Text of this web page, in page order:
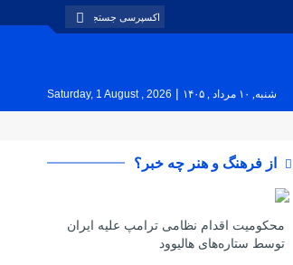
شنبه, ۱۰ مرداد , ۱۴۰۵ |
Saturday, 1 August , 2026
از فرهنگ و هنر چه خبر؟
محکومیت اقدام نظامی ترامپ علیه ایران
توسط ستاره‌های هالیوود